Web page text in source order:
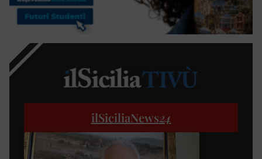
ilSiciliaNews24